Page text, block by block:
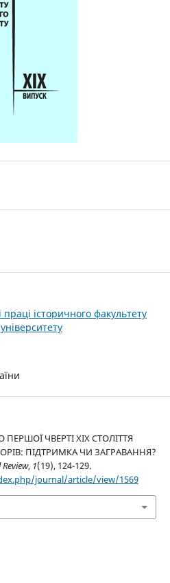
історичного факультету
ЧВЕРТІ ХІХ СТОЛІТТЯ
ПІДТРИМКА ЧИ ЗАГРАВАННЯ?
, 1(19), 124-129.
journal/article/view/1569